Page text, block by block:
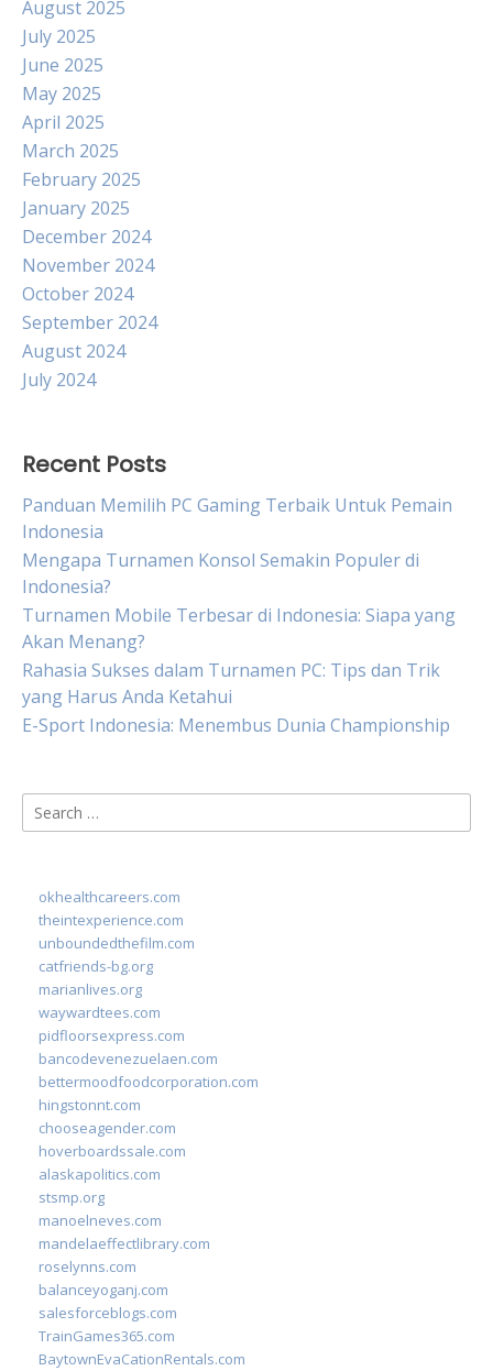
August 2025
July 2025
June 2025
May 2025
April 2025
March 2025
February 2025
January 2025
December 2024
November 2024
October 2024
September 2024
August 2024
July 2024
Recent Posts
Panduan Memilih PC Gaming Terbaik Untuk Pemain
Indonesia
Mengapa Turnamen Konsol Semakin Populer di
Indonesia?
Turnamen Mobile Terbesar di Indonesia: Siapa yang
Akan Menang?
Rahasia Sukses dalam Turnamen PC: Tips dan Trik
yang Harus Anda Ketahui
E-Sport Indonesia: Menembus Dunia Championship
Search
for:
okhealthcareers.com
theintexperience.com
unboundedthefilm.com
catfriends-bg.org
marianlives.org
waywardtees.com
pidfloorsexpress.com
bancodevenezuelaen.com
bettermoodfoodcorporation.com
hingstonnt.com
chooseagender.com
hoverboardssale.com
alaskapolitics.com
stsmp.org
manoelneves.com
mandelaeffectlibrary.com
roselynns.com
balanceyoganj.com
salesforceblogs.com
TrainGames365.com
BaytownEvaCationRentals.com